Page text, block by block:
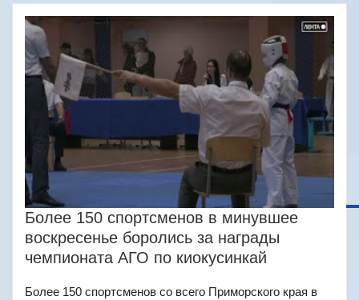
Более 150 спортсменов в минувшее
воскресенье боролись за награды
чемпионата АГО по киокусинкай
Более 150 спортсменов со всего Приморского края в